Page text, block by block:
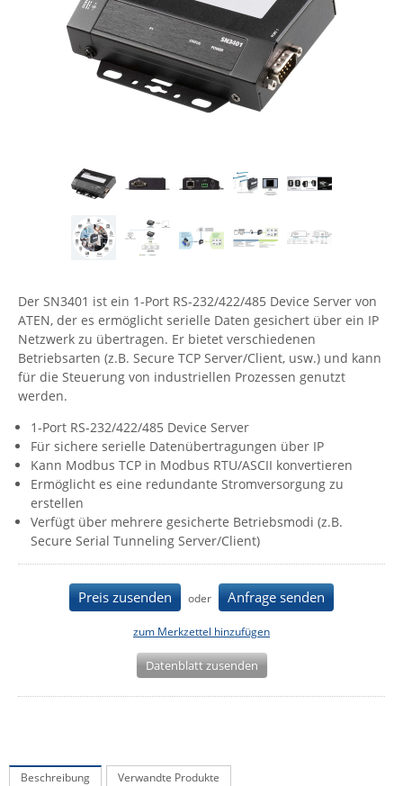
Energiemessung
Energieverteilung
IP, WLAN & GSM Sensorik
Datenlogger
IoT - Internet of Things
Remote I/O
IPC, Industrielle Netzwerktechnik & WLAN
Industrielle Netzwerktechnik / Kommunikation
Industrielle Computer
IT Netzwerktechnik / Kommunikation
Comet System
CompleTech
Contemporary Controls
Enginko - mcf88
Fokus Technologies
Guntermann & Drunck
High Sec Labs
HW group
Icron
IEC Lock
Ihse
Kerlink
Kramer Electronics
KVM TEC
Legrand
LigoWave
Power Kingdom
Der SN3401 ist ein 1-Port RS-232/422/485 Device Server von
ATEN, der es ermöglicht serielle Daten gesichert über ein IP
Netzwerk zu übertragen. Er bietet verschiedenen
Betriebsarten (z.B. Secure TCP Server/Client, usw.) und kann
für die Steuerung von industriellen Prozessen genutzt
werden.
1-Port RS-232/422/485 Device Server
Für sichere serielle Datenübertragungen über IP
Kann Modbus TCP in Modbus RTU/ASCII konvertieren
Ermöglicht es eine redundante Stromversorgung zu
erstellen
Verfügt über mehrere gesicherte Betriebsmodi (z.B.
Secure Serial Tunneling Server/Client)
Preis zusenden oder Anfrage senden
zum Merkzettel hinzufügen
Datenblatt zusenden
Beschreibung Verwandte Produkte